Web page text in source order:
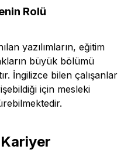
Rolü
yazılımların, eğitim
büyük bölümü
İngilizce bilen çalışanlar
için mesleki